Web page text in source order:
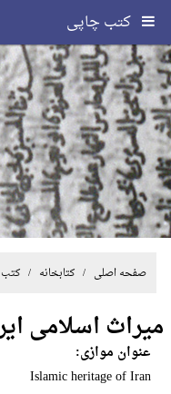
کتب چاپی
صفحه اصلی / کتابخانه /
میراث اسلامی
عنوان موازی:
Islamic heritage of Iran